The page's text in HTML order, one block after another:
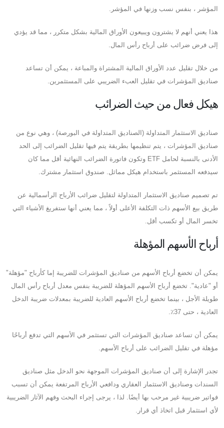
المؤشر ، بنفس نسب وزنها في المؤشر.
هذا يعني أنهم لا يشترون ويبيعون الأوراق المالية بشكل متكرر ، مما قد يؤدي
إلى فرض ضرائب على أرباح رأس المال.
من خلال تقليل عدد الأوراق المالية المشتراة والمباعة ، يمكن أن تساعد
صناديق المؤشرات في تقليل العبء الضريبي على المستثمرين.
هيكل فعال من حيث الضرائب
صناديق الاستثمار المتداولة (الصناديق المتداولة في البورصة) ، وهي نوع من
صناديق المؤشرات ، يتم تنظيمها بطريقة يتم فيها تقليل الضرائب إلى الحد
الأدنى بالنسبة لحامل ETF وتكون فاتورة الضرائب النهائية أقل مما كان
سيدفعه المستثمر باستخدام هيكل مماثل. صندوق استثمار مشترك.
تم تصميم صناديق الاستثمار المتداولة لتقليل ضرائب الأرباح الرأسمالية عن
طريق بيع الأسهم ذات التكلفة الأعلى أولاً ، مما يعني أنها ستفريغ الأشياء التي
تخسر المال أو تكسب أقل.
أرباح الأسهم المؤهلة
يمكن أن تخضع أرباح الأسهم من صناديق المؤشرات للضريبة إما كأرباح "مؤهلة"
أو "عادية". تخضع أرباح الأسهم المؤهلة للضريبة بنفس معدل أرباح رأس المال
طويلة الأجل ، بينما تخضع أرباح الأسهم العادية للضريبة بمعدلات ضريبة الدخل
العادية ، حتى 37٪.
يمكن أن تساعد صناديق المؤشرات التي تستثمر في الأسهم التي تدفع أرباحًا
مؤهلة في تقليل الضرائب على أرباح الأسهم.
تجدر الإشارة إلى أن صناديق المؤشرات الموجهة نحو الدخل مثل صناديق
السندات وصناديق الاستثمار العقاري ودافعي الأرباح المرتفعة يمكن أن تسبب
فواتير ضريبية غير مرحب بها أيضًا. لذا ، يرجى إجراء البحث وفهم الآثار الضريبية
لأي استثمار قبل اتخاذ أي قرار.